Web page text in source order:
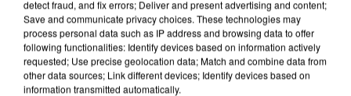
detect fraud, and fix errors; Deliver and present advertising and content;
Save and communicate privacy choices. These technologies may
process personal data such as IP address and browsing data to offer
following functionalities: Identify devices based on information actively
requested; Use precise geolocation data; Match and combine data from
other data sources; Link different devices; Identify devices based on
information transmitted automatically.